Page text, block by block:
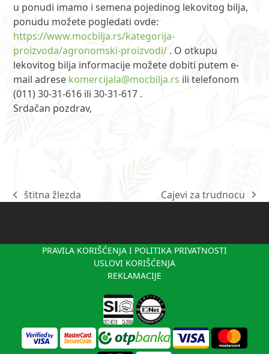
u ponudi imamo i semena pojedinog lekovitog bilja,
ponudu možete pogledati ovde:
https://www.mocbilja.rs/kategorija-
proizvoda/agronomski-proizvodi/ . O otkupu
lekovitog bilja informacije možete dobiti putem e-
mail adrese komercijala@mocbilja.rs ili telefonom
(011) 30-31-616 ili 30-31-617 .
Srdačan pozdrav,
previous
štitna žlezda
next
Cajevi za trudnocu
PRAVILA KORIŠĆENJA I POLITIKA PRIVATNOSTI
USLOVI KORIŠĆENJA
REKLAMACIJE